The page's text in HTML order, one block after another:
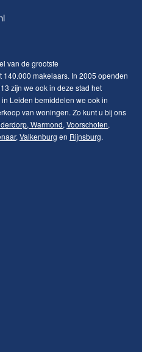
van de grootste
makelaars. In 2005 openden
zijn we ook in deze stad het
Leiden bemiddelen we ook in
van woningen. Zo kunt u bij ons
, Warmond, Voorschoten,
, Valkenburg en Rijnsburg.